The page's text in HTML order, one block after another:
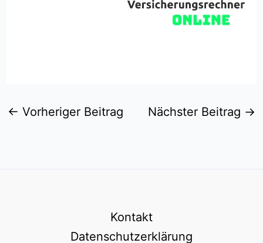
← Vorheriger Beitrag Nächster Beitrag →
Kontakt
Datenschutzerklärung